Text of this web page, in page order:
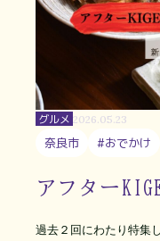
グルメ 2026.05.23
奈良市 #おでかけ
アフター
過去２回にわたり特集